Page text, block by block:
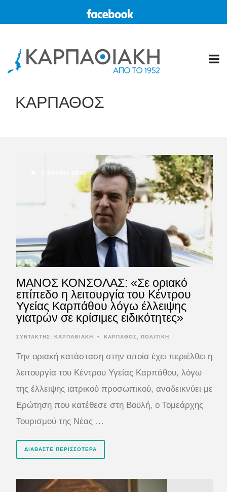
ΚΑΡΠΑΘΟΣ
8 ΧΡΌΝΙΑ ΠΡΙΝ
ΜΑΝΟΣ ΚΟΝΣΟΛΑΣ: «Σε οριακό
επίπεδο η λειτουργία του Κέντρου
Υγείας Καρπάθου λόγω έλλειψης
γιατρών σε κρίσιμες ειδικότητες»
ΣΥΝΤΆΚΤΗΣ: ΚΑΡΠΑΘΙΑΚΗ • ΚΑΡΠΑΘΟΣ, ΠΟΛΙΤΙΚΗ
Την οριακή κατάσταση στην οποία έχει περιέλθει η
λειτουργία του Κέντρου Υγείας Καρπάθου, λόγω
της έλλειψης ιατρικού προσωπικού, αναδεικνύει με
Ερώτηση που κατέθεσε στη Βουλή, ο Τομεάρχης
Τουρισμού της Νέας …
ΔΙΑΒΆΣΤΕ ΠΕΡΙΣΣΌΤΕΡΑ